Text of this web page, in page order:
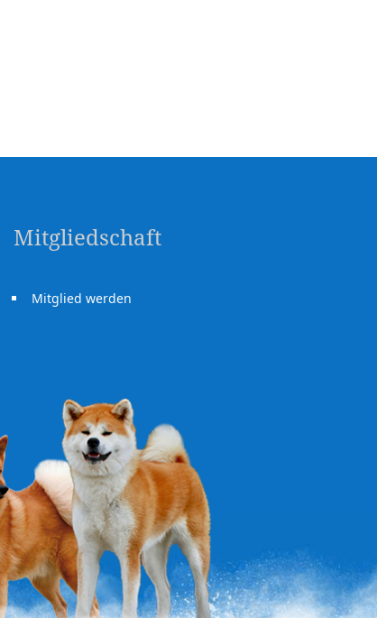
Mitgliedschaft
Mitglied werden